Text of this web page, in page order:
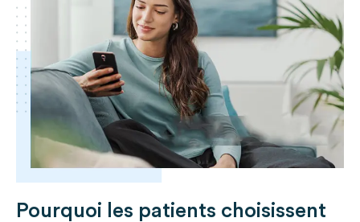
Pourquoi les patients choisissent